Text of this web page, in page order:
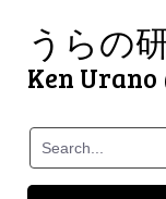
contentうらの
Ken